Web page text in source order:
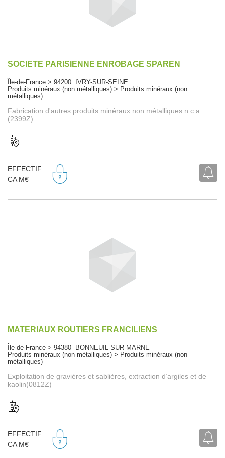
SOCIETE PARISIENNE ENROBAGE SPAREN
Île-de-France > 94200 IVRY-SUR-SEINE
Produits minéraux (non métalliques) > Produits minéraux (non
métalliques)
Fabrication d'autres produits minéraux non métalliques n.c.a.
(2399Z)
EFFECTIF
CA M€
MATERIAUX ROUTIERS FRANCILIENS
Île-de-France > 94380 BONNEUIL-SUR-MARNE
Produits minéraux (non métalliques) > Produits minéraux (non
métalliques)
Exploitation de gravières et sablières, extraction d’argiles et de
kaolin(0812Z)
EFFECTIF
CA M€